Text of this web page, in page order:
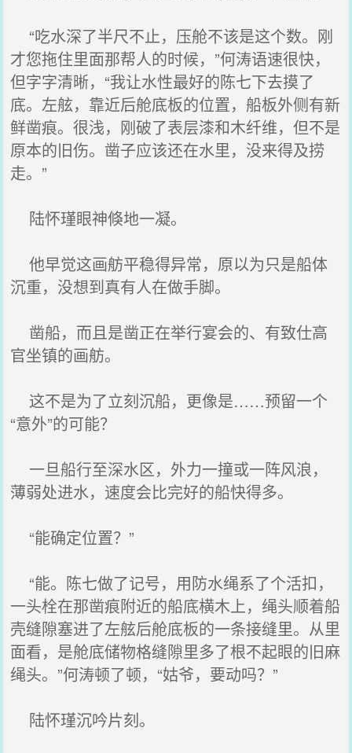
“吃水深了半尺不止，压舱不该是这个数。刚
才您拖住里面那帮人的时候，”何涛语速很快，
但字字清晰，“我让水性最好的陈七下去摸了
底。左舷，靠近后舱底板的位置，船板外侧有新
鲜凿痕。很浅，刚破了表层漆和木纤维，但不是
原本的旧伤。凿子应该还在水里，没来得及捞
走。”
陆怀瑾眼神倏地一凝。
他早觉这画舫平稳得异常，原以为只是船体
沉重，没想到真有人在做手脚。
凿船，而且是凿正在举行宴会的、有致仕高
官坐镇的画舫。
这不是为了立刻沉船，更像是……预留一个
“意外”的可能？
一旦船行至深水区，外力一撞或一阵风浪，
薄弱处进水，速度会比完好的船快得多。
“能确定位置？”
“能。陈七做了记号，用防水绳系了个活扣，
一头栓在那凿痕附近的船底横木上，绳头顺着船
壳缝隙塞进了左舷后舱底板的一条接缝里。从里
面看，是舱底储物格缝隙里多了根不起眼的旧麻
绳头。”何涛顿了顿，“姑爷，要动吗？”
陆怀瑾沉吟片刻。